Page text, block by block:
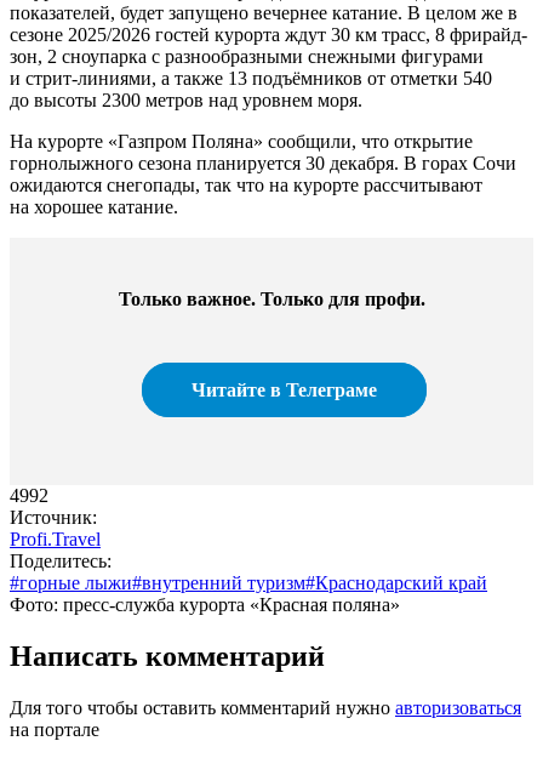
показателей, будет запущено вечернее катание. В целом же в
сезоне 2025/2026 гостей курорта ждут 30 км трасс, 8 фрирайд-
зон, 2 сноупарка с разнообразными снежными фигурами
и стрит-линиями, а также 13 подъёмников от отметки 540
до высоты 2300 метров над уровнем моря.
На курорте «Газпром Поляна» сообщили, что открытие
горнолыжного сезона планируется 30 декабря. В горах Сочи
ожидаются снегопады, так что на курорте рассчитывают
на хорошее катание.
Только важное. Только для профи.
Читайте в Телеграме
4992
Источник:
Profi.Travel
Поделитесь:
#горные лыжи#внутренний туризм#Краснодарский край
Фото: пресс-служба курорта «Красная поляна»
Написать комментарий
Для того чтобы оставить комментарий нужно авторизоваться
на портале